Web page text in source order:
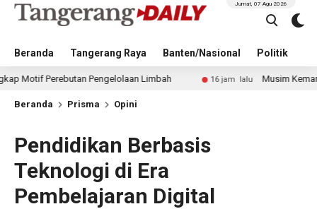
Beranda Tangerang Raya Banten/Nasional Politik
Jumat, 07 Agu 2026
Pengelolaan Limbah 16 jam lalu Musim Kemarau
Beranda Prisma Opini
Pendidikan Berbasis
Teknologi di Era
Pembelajaran Digital